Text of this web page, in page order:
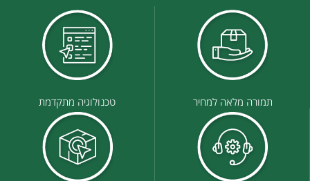
תמורה מלאה למחיר טכנולוגיה מתקדמת